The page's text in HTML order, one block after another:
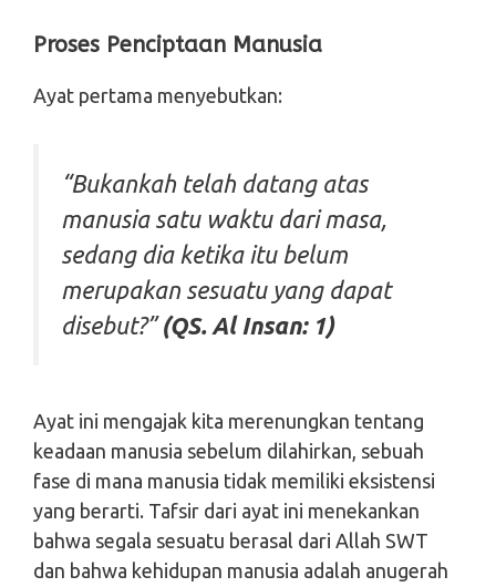
Proses Penciptaan Manusia
Ayat pertama menyebutkan:
“Bukankah telah datang atas
manusia satu waktu dari masa,
sedang dia ketika itu belum
merupakan sesuatu yang dapat
disebut?”(QS. Al Insan: 1)
Ayat ini mengajak kita merenungkan tentang
keadaan manusia sebelum dilahirkan, sebuah
fase di mana manusia tidak memiliki eksistensi
yang berarti. Tafsir dari ayat ini menekankan
bahwa segala sesuatu berasal dari Allah SWT
dan bahwa kehidupan manusia adalah anugerah